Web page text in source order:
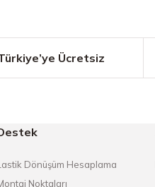
Ücretsiz
Dönüşüm Hesaplama
Noktaları